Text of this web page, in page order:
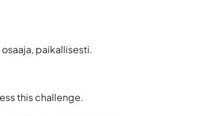
paikallisesti.
this challenge.